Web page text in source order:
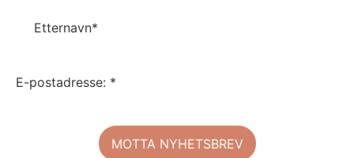
Etternavn*
E-postadresse: *